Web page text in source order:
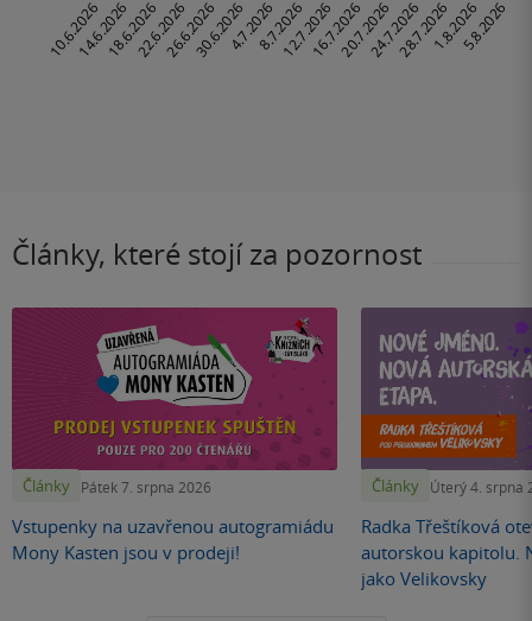
Články, které stojí za pozornost
Články Pátek 7. srpna 2026
Vstupenky na uzavřenou autogramiádu
Mony Kasten jsou v prodeji!
Články Úterý 4. srpna
Radka Třeštíková
autorskou kapitolu.
jako Velikovsky